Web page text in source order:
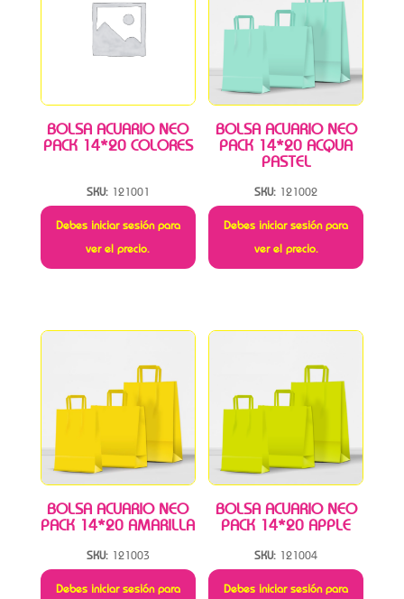
BOLSA ACUARIO NEO
PACK 14*20 COLORES
SKU: 121001
Debes iniciar sesión para
ver el precio.
BOLSA ACUARIO NEO
PACK 14*20 ACQUA
PASTEL
SKU: 121002
Debes iniciar sesión para
ver el precio.
BOLSA ACUARIO NEO
PACK 14*20 AMARILLA
SKU: 121003
Debes iniciar sesión para
BOLSA ACUARIO NEO
PACK 14*20 APPLE
SKU: 121004
Debes iniciar sesión para